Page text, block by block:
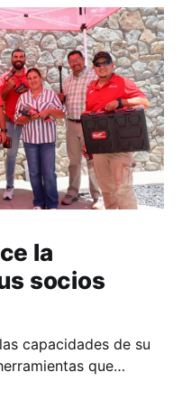
la
socios
capacidades de su
que